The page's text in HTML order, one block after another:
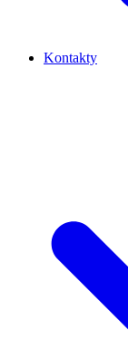
Kontakty